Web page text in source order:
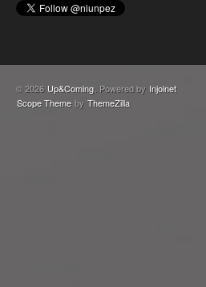
© 2026 Up&Coming . Powered by Injoinet
Scope Theme by ThemeZilla